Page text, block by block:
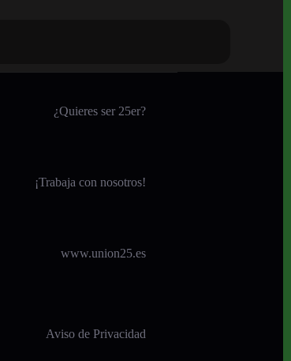
¿Quieres ser 25er?
¡Trabaja con nosotros!
www.union25.es
Aviso de Privacidad